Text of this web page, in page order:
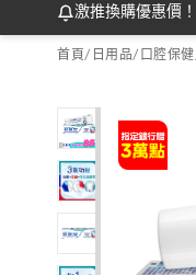
激推換購優惠價
首頁/ 日用品/ 口腔保健